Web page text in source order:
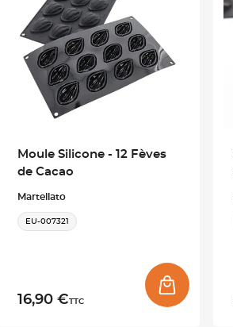
Moule Silicone - 12 Fèves
de Cacao
Martellato
EU-007321
16,90 €TTC